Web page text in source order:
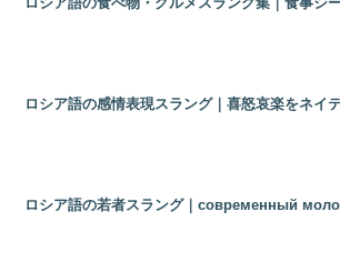
ロシア語の感情表現スラング｜喜怒哀楽をネイ
ロシア語の若者スラング｜современный